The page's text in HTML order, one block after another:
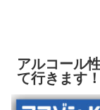
アルコール
て行きます